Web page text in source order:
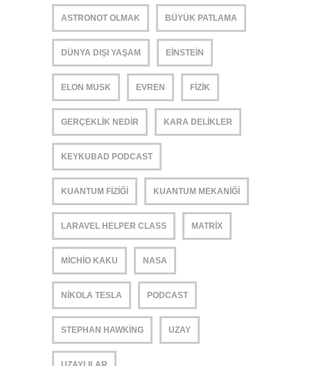
ASTRONOT OLMAK BÜYÜK PATLAMA
DÜNYA DIŞI YAŞAM EINSTEIN
ELON MUSK EVREN FIZIK
GERÇEKLIK NEDIR KARA DELIKLER
KEYKUBAD PODCAST
KUANTUM FIZIĞI KUANTUM MEKANIĞI
LARAVEL HELPER CLASS MATRIX
MICHIO KAKU NASA
NIKOLA TESLA PODCAST
STEPHAN HAWKING UZAY